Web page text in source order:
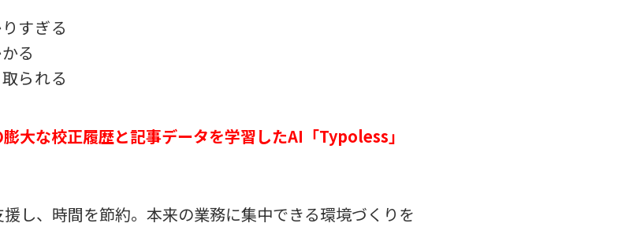
すぎる
る
られる
大な校正履歴と記事データを学習したAI「Typoless」
し、時間を節約。本来の業務に集中できる環境づくりを